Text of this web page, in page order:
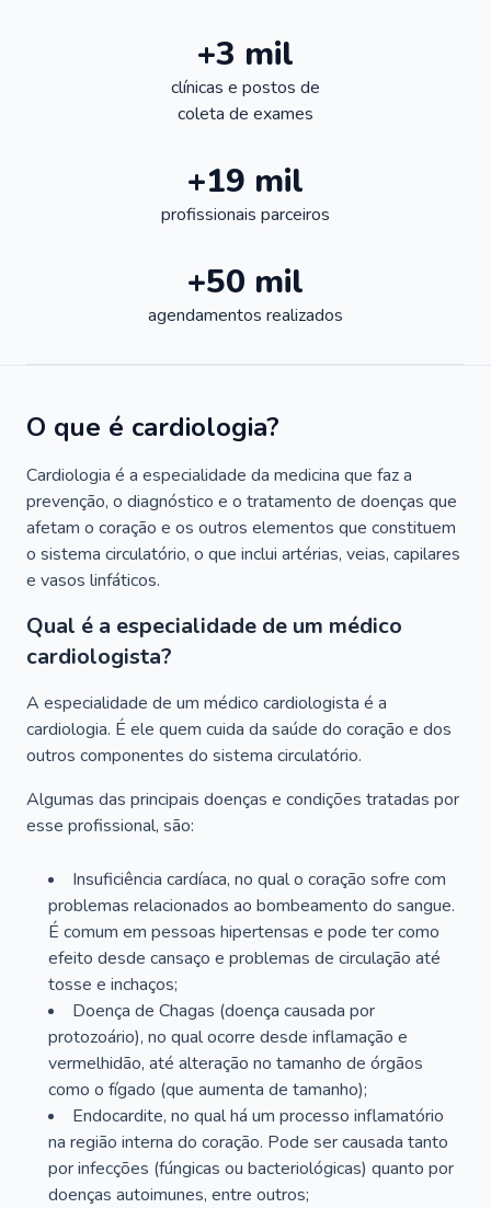
+3 mil
clínicas e postos de
coleta de exames
+19 mil
profissionais parceiros
+50 mil
agendamentos realizados
O que é cardiologia?
Cardiologia é a especialidade da medicina que faz a
prevenção, o diagnóstico e o tratamento de doenças que
afetam o coração e os outros elementos que constituem
o sistema circulatório, o que inclui artérias, veias, capilares
e vasos linfáticos.
Qual é a especialidade de um médico
cardiologista?
A especialidade de um médico cardiologista é a
cardiologia. É ele quem cuida da saúde do coração e dos
outros componentes do sistema circulatório.
Algumas das principais doenças e condições tratadas por
esse profissional, são:
Insuficiência cardíaca, no qual o coração sofre com
problemas relacionados ao bombeamento do sangue.
É comum em pessoas hipertensas e pode ter como
efeito desde cansaço e problemas de circulação até
tosse e inchaços;
Doença de Chagas (doença causada por
protozoário), no qual ocorre desde inflamação e
vermelhidão, até alteração no tamanho de órgãos
como o fígado (que aumenta de tamanho);
Endocardite, no qual há um processo inflamatório
na região interna do coração. Pode ser causada tanto
por infecções (fúngicas ou bacteriológicas) quanto por
doenças autoimunes, entre outros;